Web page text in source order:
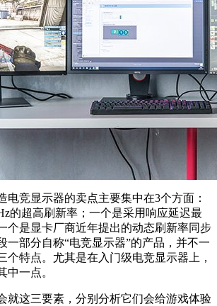
电竞显示器的卖点主要集中在3个方面：
的超高刷新率；一个是采用响应延迟最
个是显卡厂商近年提出的动态刷新率同步
一部分自称“电竞显示器”的产品，并不一
个特点。尤其是在入门级电竞显示器上，
中一点。
就这三要素，分别分析它们会给游戏体验